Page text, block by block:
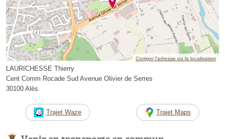
Corriger l’adresse ou la localisation
LAURICHESSE Thierry
Cent Comm Rocade Sud Avenue Olivier de Serres
30100 Alès
Trajet Waze Trajet Maps